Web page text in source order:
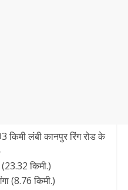
किमी लंबी कानपुर रिंग रोड के
किमी.)
(8.76 किमी.)